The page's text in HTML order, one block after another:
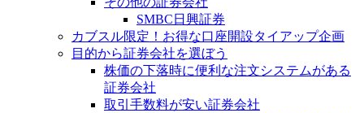
SMBC日興証券
カブスル限定！お得な口座開設タイアップ企画
目的から証券会社を選ぼう
株価の下落時に便利な注文システムがある
証券会社
取引手数料が安い証券会社